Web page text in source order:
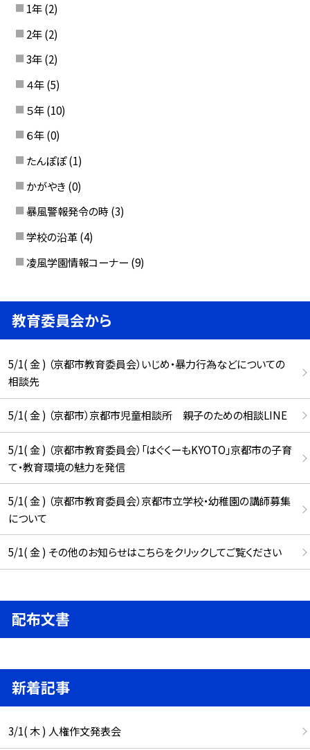
1年 (2)
2年 (2)
3年 (2)
４年 (5)
５年 (10)
６年 (0)
たんぽぽ (1)
かがやき (0)
暴風警報発令の時 (3)
学校の沿革 (4)
凌風学園情報コーナー (9)
教育委員会から
5/1( 金 ) （京都市教育委員会）いじめ・暴力行為などについての
相談先
5/1( 金 ) （京都市）京都市児童相談所 親子のための相談LINE
5/1( 金 ) （京都市教育委員会）「はぐくーもKYOTO」京都市の子育
て・教育環境の魅力を発信
5/1( 金 ) （京都市教育委員会）京都市立学校・幼稚園の講師募集
について
5/1( 金 ) その他のお知らせはこちらをクリックしてご覧ください
配布文書
新着記事
3/1( 木 ) 人権作文発表会